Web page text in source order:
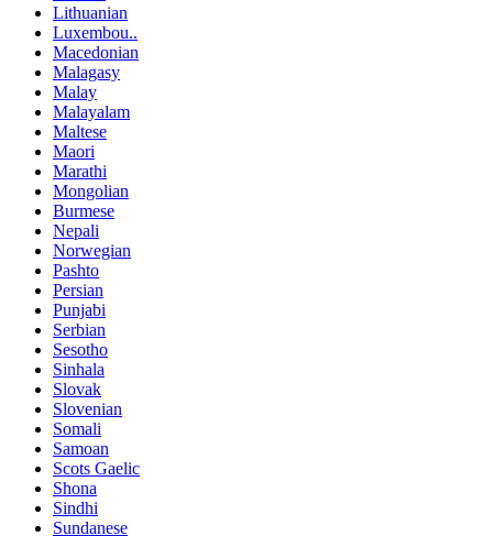
Lithuanian
Luxembou..
Macedonian
Malagasy
Malay
Malayalam
Maltese
Maori
Marathi
Mongolian
Burmese
Nepali
Norwegian
Pashto
Persian
Punjabi
Serbian
Sesotho
Sinhala
Slovak
Slovenian
Somali
Samoan
Scots Gaelic
Shona
Sindhi
Sundanese